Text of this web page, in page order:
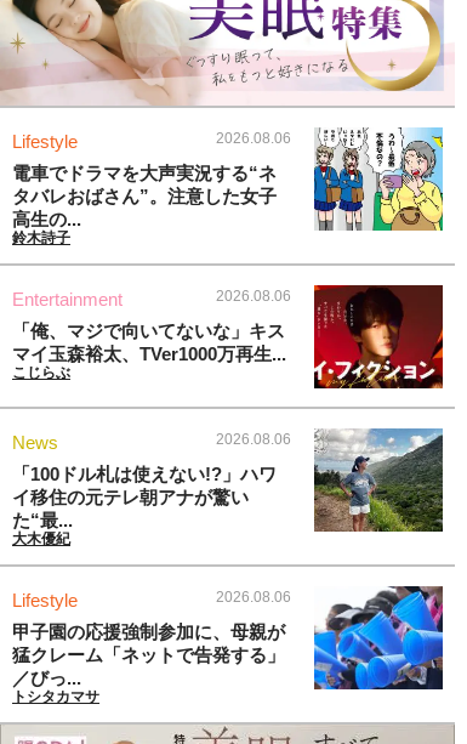
Lifestyle 2026.08.06
電車でドラマを大声実況する“ネ
タバレおばさん”。注意した女子
高生の...
鈴木詩子
Entertainment 2026.08.06
「俺、マジで向いてないな」キス
マイ玉森裕太、TVer1000万再生...
こじらぶ
News 2026.08.06
「100ドル札は使えない!?」ハワ
イ移住の元テレ朝アナが驚い
た“最...
大木優紀
Lifestyle 2026.08.06
甲子園の応援強制参加に、母親が
猛クレーム「ネットで告発する」
／びっ...
トシタカマサ